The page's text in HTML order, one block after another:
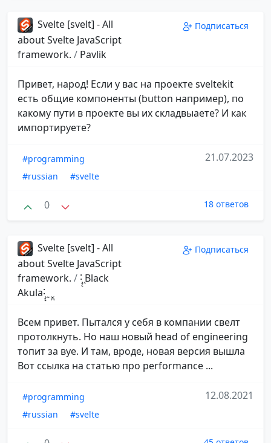
Svelte [svelt] - All
about Svelte JavaScript
framework. / Pavlik
Подписаться
Привет, народ! Если у вас на проекте sveltekit
есть общие компоненты (button например), по
какому пути в проекте вы их складвыаете? И как
импортируете?
#programming
#russian
#svelte
21.07.2023
0 18 ответов
Svelte [svelt] - All
about Svelte JavaScript
framework. / ˸̧̨ ͅBlack
Akula˸̧̨ ͅ ̤ ̬̪
Подписаться
Всем привет. Пытался у себя в компании свелт
протолкнуть. Но наш новый head of engineering
топит за вуе. И там, вроде, новая версия вышла
Вот ссылка на статью про performance ...
#programming
#russian
#svelte
12.08.2021